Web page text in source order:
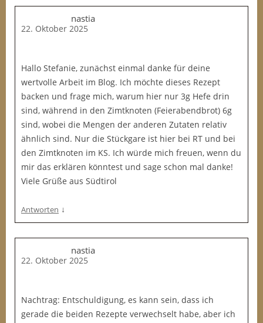
nastia
22. Oktober 2025
Hallo Stefanie, zunächst einmal danke für deine
wertvolle Arbeit im Blog. Ich möchte dieses Rezept
backen und frage mich, warum hier nur 3g Hefe drin
sind, während in den Zimtknoten (Feierabendbrot) 6g
sind, wobei die Mengen der anderen Zutaten relativ
ähnlich sind. Nur die Stückgare ist hier bei RT und bei
den Zimtknoten im KS. Ich würde mich freuen, wenn du
mir das erklären könntest und sage schon mal danke!
Viele Grüße aus Südtirol
Antworten ↓
nastia
22. Oktober 2025
Nachtrag: Entschuldigung, es kann sein, dass ich
gerade die beiden Rezepte verwechselt habe, aber ich